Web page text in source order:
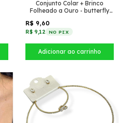
Conjunto Colar + Brinco
Folheado a Ouro - butterfly
R$ 9,60
R$ 9,12 NO PIX